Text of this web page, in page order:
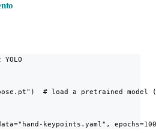
pose.pt")  # load a pretrained model
keypoints.yaml",